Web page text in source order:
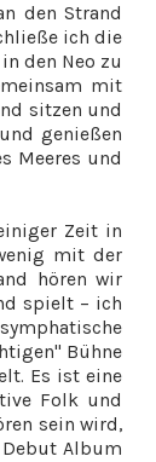
den Strand
ich die
den Neo zu
mit
sitzen und
genießen
Meeres und
Zeit in
mit der
hören wir
spielt – ich
Bühne
Es ist eine
Folk und
sein wird,
Album